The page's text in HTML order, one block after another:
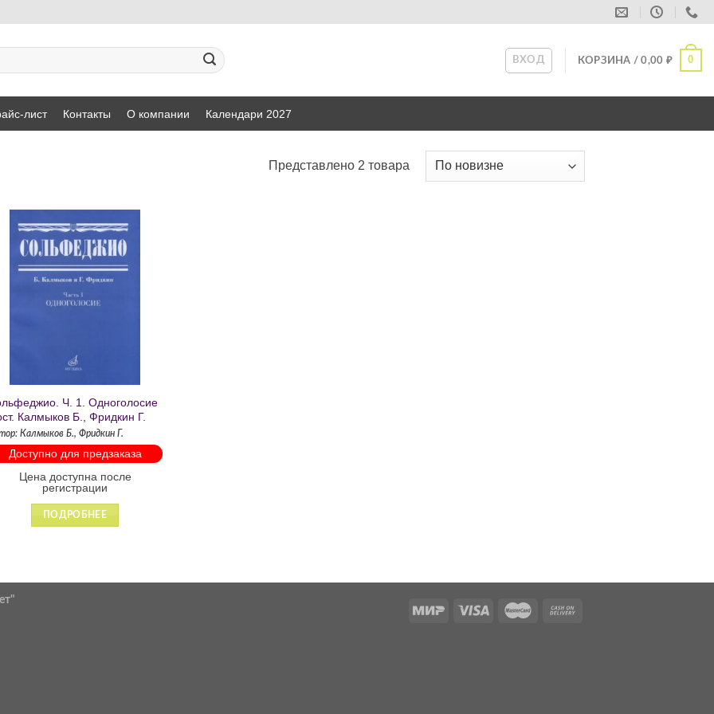
ВХОД КОРЗИНА /0,00 ₽ 0
лист Контакты О компании Календари 2027
Представлено 2 товара
Добавить
в список
Ч. 1. Одноголосие
Калмыков Б., Фридкин Г.
Калмыков Б., Фридкин Г.
Доступно для предзаказа
Цена доступна после
регистрации
ПОДРОБНЕЕ